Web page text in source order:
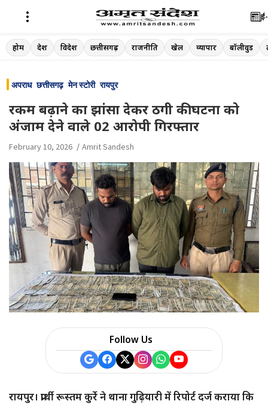
Skip
to
होम देश विदेश छत्तीसगढ़ राजनीति खेल व्यापार बॉलीवुड
अपराध छत्तीसगढ़ मेन स्टोरी रायपुर
रकम बढ़ाने का झांसा देकर ठगी की घटना को
अंजाम देने वाले 02 आरोपी गिरफ्तार
February 10, 2026 Amrit Sandesh
Follow Us
रायपुर। प्रार्थी रूस्तम कुर्रे ने थाना गुढ़ियारी में रिपोर्ट दर्ज कराया कि